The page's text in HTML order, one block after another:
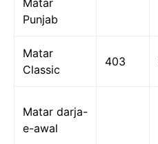
Matar
Punjab
Matar
Classic
403
Matar darja-
e-awal